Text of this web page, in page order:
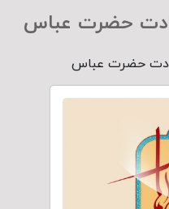
حضرت عباس
حضرت عباس